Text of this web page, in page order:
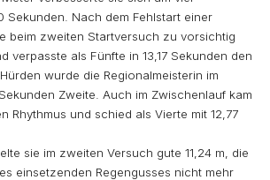
Sekunden. Nach dem Fehlstart einer
beim zweiten Startversuch zu vorsichtig
verpasste als Fünfte in 13,17 Sekunden den
wurde die Regionalmeisterin im
Zweite. Auch im Zwischenlauf kam
Rhythmus und schied als Vierte mit 12,77
sie im zweiten Versuch gute 11,24 m, die
einsetzenden Regengusses nicht mehr